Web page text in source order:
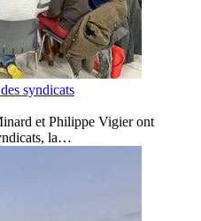
syndicats
et Philippe Vigier ont
la…